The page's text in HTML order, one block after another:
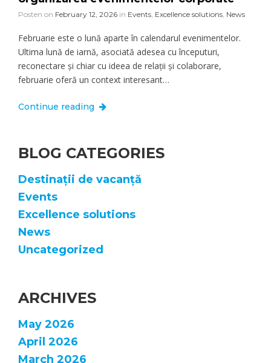
Posten on February 12, 2026 in Events, Excellence solutions, News
Februarie este o lună aparte în calendarul evenimentelor.
Ultima lună de iarnă, asociată adesea cu începuturi,
reconectare și chiar cu ideea de relații și colaborare,
februarie oferă un context interesant…
Continue reading
BLOG CATEGORIES
Destinații de vacanță
Events
Excellence solutions
News
Uncategorized
ARCHIVES
May 2026
April 2026
March 2026